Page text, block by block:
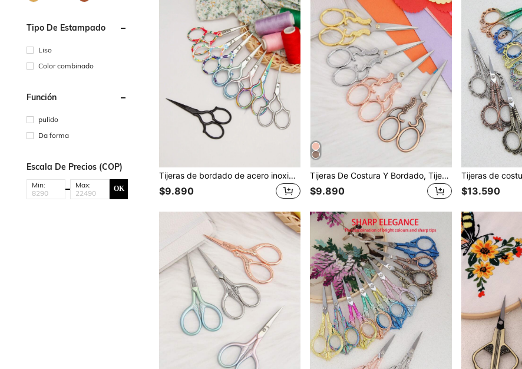
Tipo De Estampado
Liso
Color combinado
Función
pulido
Da forma
Escala De Precios (COP)
Min: Max: OK
Tijeras de bordado de acero inoxidable de 3.7 pulgadas, tijeras de sastre, tijeras para hilo, tijeras para manualidades/arte, tijeras para cortar papel, tijeras de bordado pequeñas y afiladas, utilizadas para costura, punto de cruz, patchwork, recorte de hilo, regalo perfecto para entusiastas del DIY.
$9.890
Tijeras De Costura Y Bordado, Tijeras Puntiagudas Vintage De Acero Inoxidable Ideales Para Artesanías, Arte, Hilo, Herramientas De Bricolaje, Corte De Hilo Y Tela
$9.890 $13.590